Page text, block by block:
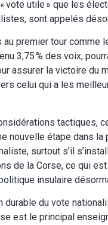
vote utile » que les
sont appelés
au premier tour comme
3,75 % des voix,
assurer la victoire du
celui qui a les
tactiques,
nouvelle étape dans la
surtout s’il
de la Corse, ce qui
insulaire
durable du vote
est le principal